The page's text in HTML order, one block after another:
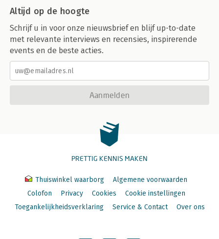
Altijd op de hoogte
Schrijf u in voor onze nieuwsbrief en blijf up-to-date
met relevante interviews en recensies, inspirerende
events en de beste acties.
Aanmelden
PRETTIG KENNIS MAKEN
Thuiswinkel waarborg
Algemene voorwaarden
Colofon
Privacy Cookies
Cookie instellingen
Toegankelijkheidsverklaring
Service & Contact Over ons